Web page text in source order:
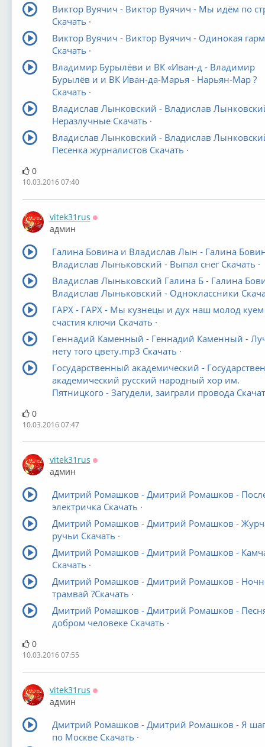
Виктор Вуячич - Виктор Вуячич - Мы идём по
Скачать ·
Виктор Вуячич - Виктор Вуячич - Одинокая
Скачать ·
Владимир Бурылёви и ВК «Иван-д - Владимир
Бурылёв и и ВК Иван-да-Марья - Нарьян-Мар ?
Скачать ·
Владислав Лынковский - Владислав
Неразлучные Скачать ·
Владислав Лынковский - Владислав
Песенка журналистов Скачать ·
0
10.03.2016 07:40
vitek31rus
админ
Галина Бовина и Владислав Лын - Галина
Владислав Лыньковский - Выпал снег Скачать ·
Владислав Лыньковский Галина Б - Галина
Владислав Лыньковский - Одноклассники
ГАРХ - ГАРХ - Мы кузнецы и дух наш молод
счастия ключи Скачать ·
Геннадий Каменный - Геннадий Каменный -
нету того цвету.mp3 Скачать ·
Государственный академический -
академический русский народный хор им.
Пятницкого - Загудели, заиграли провода
0
10.03.2016 07:47
vitek31rus
админ
Дмитрий Ромашков - Дмитрий Ромашков -
электричка Скачать ·
Дмитрий Ромашков - Дмитрий Ромашков -
ручьи Скачать ·
Дмитрий Ромашков - Дмитрий Ромашков -
Скачать ·
Дмитрий Ромашков - Дмитрий Ромашков -
трамвай ?Скачать ·
Дмитрий Ромашков - Дмитрий Ромашков -
добром человеке Скачать ·
0
10.03.2016 07:55
vitek31rus
админ
Дмитрий Ромашков - Дмитрий Ромашков - Я
по Москве Скачать ·